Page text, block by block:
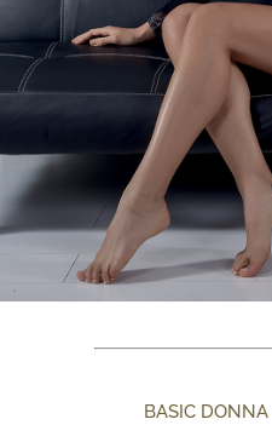
BASIC DONNA